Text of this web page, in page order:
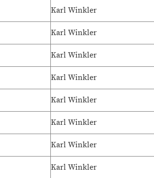
Karl Winkler
Karl Winkler
Karl Winkler
Karl Winkler
Karl Winkler
Karl Winkler
Karl Winkler
Karl Winkler